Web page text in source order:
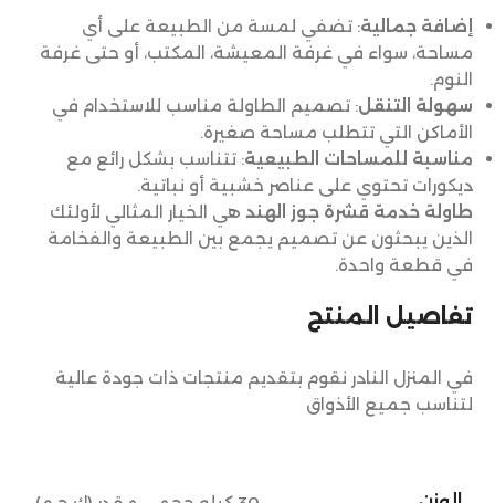
تفاصيل المنتج
في المنزل النادر نقوم بتقديم منتجات ذات جودة عالية
لتناسب جميع الأذواق
إضافة جمالية: تضفي لمسة من الطبيعة على أي
مساحة، سواء في غرفة المعيشة، المكتب، أو حتى غرفة
النوم.
سهولة التنقل: تصميم الطاولة مناسب للاستخدام في
الأماكن التي تتطلب مساحة صغيرة.
مناسبة للمساحات الطبيعية: تتناسب بشكل رائع مع
ديكورات تحتوي على عناصر خشبية أو نباتية.
طاولة خدمة قشرة جوز الهند هي الخيار المثالي لأولئك
الذين يبحثون عن تصميم يجمع بين الطبيعة والفخامة
في قطعة واحدة.